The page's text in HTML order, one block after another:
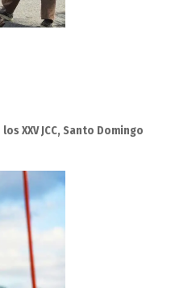
XXV JCC, Santo Domingo